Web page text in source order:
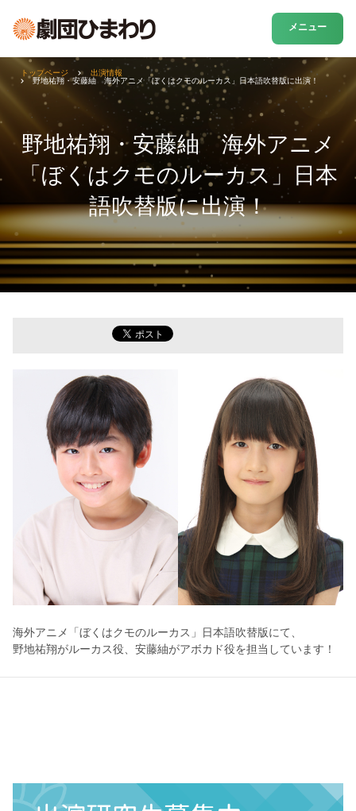
メニュー
野地祐翔・安藤紬 海外アニメ
「ぼくはクモのルーカス」日本
語吹替版に出演！
トップページ
出演情報
野地祐翔・安藤紬 海外アニメ「ぼくはクモのルーカス」日本語吹替版に出演！
海外アニメ「ぼくはクモのルーカス」日本語吹替版にて、
野地祐翔がルーカス役、安藤紬がアボカド役を担当しています！